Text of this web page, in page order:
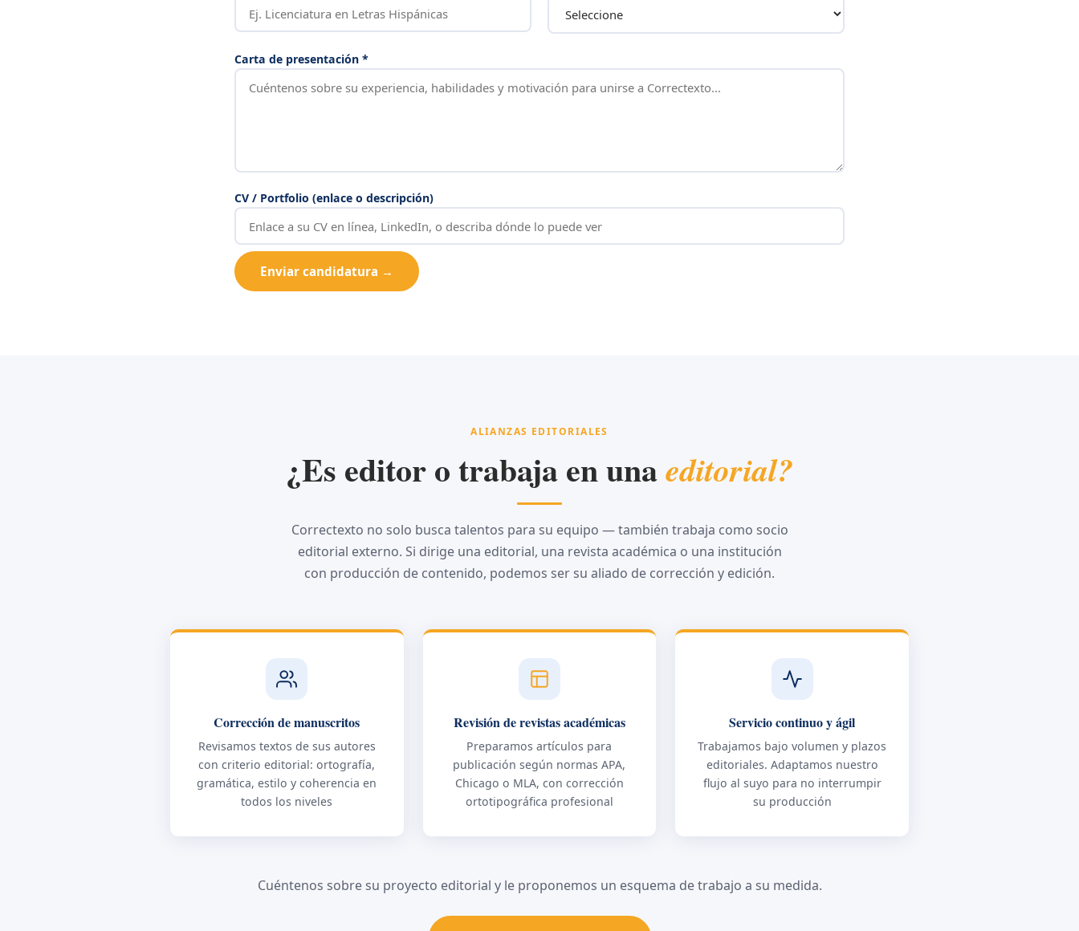
Carta de presentación *
CV / Portfolio (enlace o descripción)
Enviar candidatura →
ALIANZAS EDITORIALES
¿Es editor o trabaja en unaeditorial?
Correctexto no solo busca talentos para su equipo — también trabaja como socio
editorial externo. Si dirige una editorial, una revista académica o una institución
con producción de contenido, podemos ser su aliado de corrección y edición.
Corrección de manuscritos
Revisamos textos de sus autores
con criterio editorial: ortografía,
gramática, estilo y coherencia en
todos los niveles
Revisión de revistas académicas
Preparamos artículos para
publicación según normas APA,
Chicago o MLA, con corrección
ortotipográfica profesional
Servicio continuo y ágil
Trabajamos bajo volumen y plazos
editoriales. Adaptamos nuestro
flujo al suyo para no interrumpir
su producción
Cuéntenos sobre su proyecto editorial y le proponemos un esquema de trabajo a su medida.